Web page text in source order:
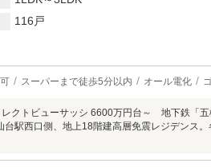
116戸
スーパーまで徒歩5分以内 オール電化
クトビューサッシ 6600万円台～ 地下鉄「
駅西口側、地上18階建高層免震レジデンス